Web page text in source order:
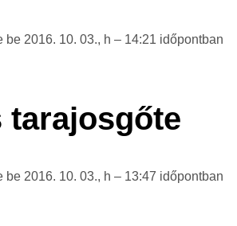
be 2016. 10. 03., h – 14:21 időpontban
tarajosgőte
be 2016. 10. 03., h – 13:47 időpontban